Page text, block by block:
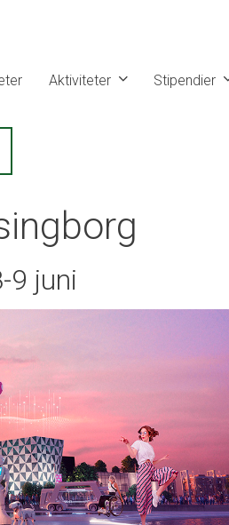
Aktiviteter Stipendier
9 juni